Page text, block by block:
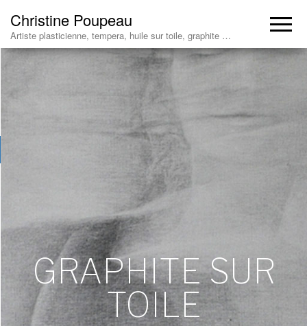
Christine Poupeau
Artiste plasticienne, tempera, huile sur toile, graphite …
GRAPHITE SUR
TOILE